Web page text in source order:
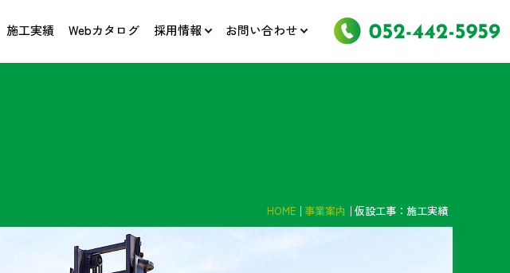
施工実績 Webカタログ 採用情報 お問い合わせ
HOME 事業案内 仮設工事：施工実績